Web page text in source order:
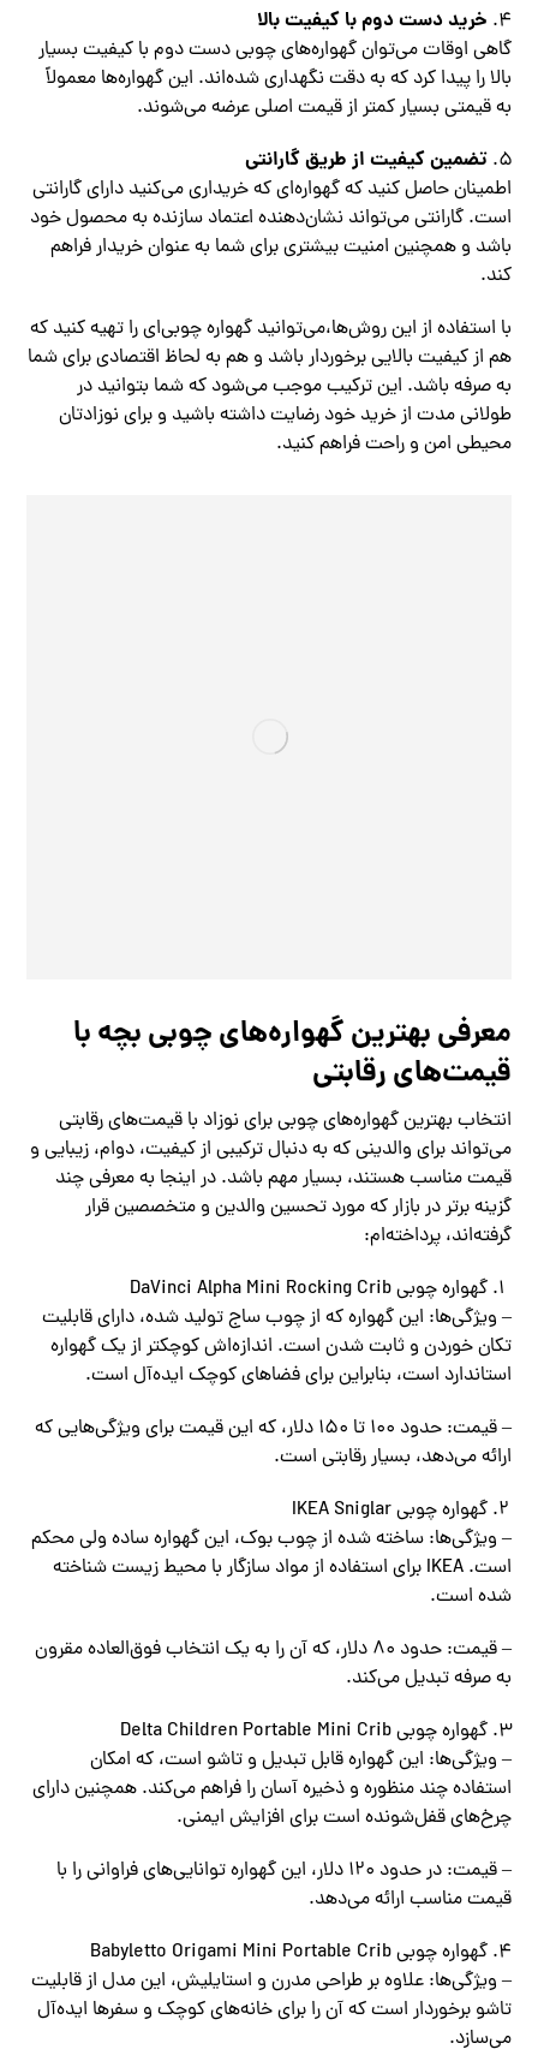
خرید دست دوم با کیفیت بالا
گاهی اوقات می‌توان گهواره‌های چوبی دست دوم با کیفیت بسیار
بالا را پیدا کرد که به دقت نگهداری شده‌اند. این گهواره‌ها معمولاً
به قیمتی بسیار کمتر از قیمت اصلی عرضه می‌شوند.
تضمین کیفیت از طریق گارانتی
اطمینان حاصل کنید که گهواره‌ای که خریداری می‌کنید دارای گارانتی
است. گارانتی می‌تواند نشان‌دهنده اعتماد سازنده به محصول خود
باشد و همچنین امنیت بیشتری برای شما به عنوان خریدار فراهم
کند.
با استفاده از این روش‌ها،می‌توانید گهواره چوبی‌ای را تهیه کنید که
هم از کیفیت بالایی برخوردار باشد و هم به لحاظ اقتصادی برای شما
به صرفه باشد. این ترکیب موجب می‌شود که شما بتوانید در
طولانی مدت از خرید خود رضایت داشته باشید و برای نوزادتان
محیطی امن و راحت فراهم کنید.
معرفی بهترین گهواره‌های چوبی بچه با
قیمت‌های رقابتی
انتخاب بهترین گهواره‌های چوبی برای نوزاد با قیمت‌های رقابتی
می‌تواند برای والدینی که به دنبال ترکیبی از کیفیت، دوام، زیبایی و
قیمت مناسب هستند، بسیار مهم باشد. در اینجا به معرفی چند
گزینه برتر در بازار که مورد تحسین والدین و متخصصین قرار
گرفته‌اند، پرداخته‌ام:
گهواره چوبی DaVinci Alpha Mini Rocking Crib
– ویژگی‌ها: این گهواره که از چوب ساج تولید شده، دارای قابلیت
تکان خوردن و ثابت شدن است. اندازه‌اش کوچکتر از یک گهواره
استاندارد است، بنابراین برای فضاهای کوچک ایده‌آل است.
– قیمت: حدود 100 تا 150 دلار، که این قیمت برای ویژگی‌هایی که
ارائه می‌دهد، بسیار رقابتی است.
گهواره چوبی IKEA Sniglar
– ویژگی‌ها: ساخته شده از چوب بوک، این گهواره ساده ولی محکم
است. IKEA برای استفاده از مواد سازگار با محیط زیست شناخته
شده است.
– قیمت: حدود 80 دلار، که آن را به یک انتخاب فوق‌العاده مقرون
به صرفه تبدیل می‌کند.
گهواره چوبی Delta Children Portable Mini Crib
– ویژگی‌ها: این گهواره قابل تبدیل و تاشو است، که امکان
استفاده چند منظوره و ذخیره آسان را فراهم می‌کند. همچنین دارای
چرخ‌های قفل‌شونده است برای افزایش ایمنی.
– قیمت: در حدود 120 دلار، این گهواره توانایی‌های فراوانی را با
قیمت مناسب ارائه می‌دهد.
گهواره چوبی Babyletto Origami Mini Portable Crib
– ویژگی‌ها: علاوه بر طراحی مدرن و استایلیش، این مدل از قابلیت
تاشو برخوردار است که آن را برای خانه‌های کوچک و سفرها ایده‌آل
می‌سازد.